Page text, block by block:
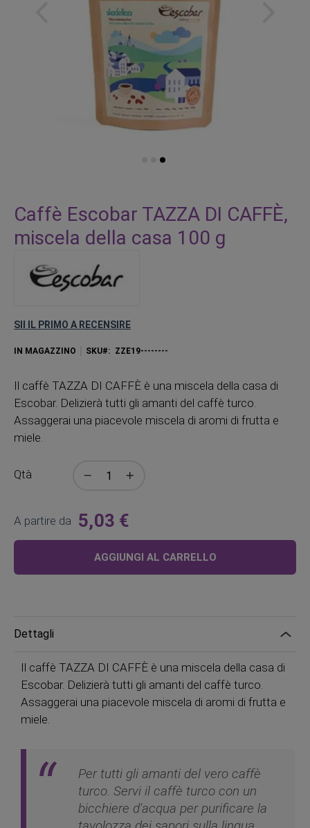
all'inizio
della
galleria
immagini
Caffè Escobar TAZZA DI CAFFÈ,
miscela della casa 100 g
SII IL PRIMO A RECENSIRE
IN MAGAZZINO SKU ZZE19--------
Il caffè TAZZA DI CAFFÈ è una miscela della casa di
Escobar. Delizierà tutti gli amanti del caffè turco.
Assaggerai una piacevole miscela di aromi di frutta e
miele.
Qtà
A partire da 5,03 €
AGGIUNGI AL CARRELLO
Dettagli
Il caffè TAZZA DI CAFFÈ è una miscela della casa di
Escobar. Delizierà tutti gli amanti del caffè turco.
Assaggerai una piacevole miscela di aromi di frutta e
miele.
Per tutti gli amanti del vero caffè
turco. Servi il caffè turco con un
bicchiere d'acqua per purificare la